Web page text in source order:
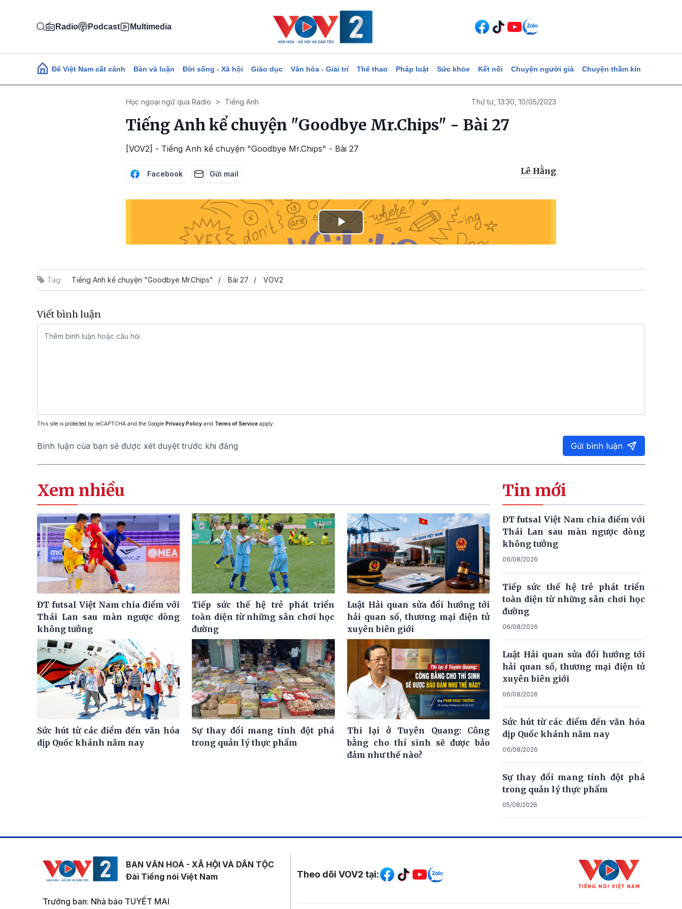
Radio Podcast Multimedia
Main navigation
Để Việt Nam cất cánh Bàn và luận Đời sống - Xã hội Giáo dục Văn hóa - Giải trí Thể thao Pháp luật Sức khỏe Kết nối Chuyện người già Chuyện thầm kín
Học ngoại ngữ qua Radio Tiếng Anh Thứ tư, 13:30, 10/05/2023
Tiếng Anh kể chuyện "Goodbye Mr.Chips" - Bài 27
[VOV2] - Tiếng Anh kể chuyện "Goodbye Mr.Chips" - Bài 27
Facebook Gửi mail Lê Hằng
Play
Tag: Tiếng Anh kể chuyện "Goodbye Mr.Chips" Bài 27 VOV2
Viết bình luận
This site is protected by reCAPTCHA and the Google Privacy Policy and Terms of Service apply.
Bình luận của bạn sẽ được xét duyệt trước khi đăng Gửi bình luận
Xem nhiều
ĐT futsal Việt Nam chia điểm với
Thái Lan sau màn ngược dòng
không tưởng
Tiếp sức thế hệ trẻ phát triển
toàn diện từ những sân chơi học
đường
Luật Hải quan sửa đổi hướng tới
hải quan số, thương mại điện tử
xuyên biên giới
Sức hút từ các điểm đến văn hóa
dịp Quốc khánh năm nay
Sự thay đổi mang tính đột phá
trong quản lý thực phẩm
Thi lại ở Tuyên Quang: Công
bằng cho thí sinh sẽ được bảo
đảm như thế nào?
Tin mới
ĐT futsal Việt Nam chia điểm với
Thái Lan sau màn ngược dòng
không tưởng
06/08/2026
Tiếp sức thế hệ trẻ phát triển
toàn diện từ những sân chơi học
đường
06/08/2026
Luật Hải quan sửa đổi hướng tới
hải quan số, thương mại điện tử
xuyên biên giới
06/08/2026
Sức hút từ các điểm đến văn hóa
dịp Quốc khánh năm nay
06/08/2026
Sự thay đổi mang tính đột phá
trong quản lý thực phẩm
05/08/2026
BAN VĂN HOÁ - XÃ HỘI VÀ DÂN TỘC
Đài Tiếng nói Việt Nam
Trưởng ban: Nhà báo TUYẾT MAI
Mạng xã hội
Theo dõi VOV2 tại: